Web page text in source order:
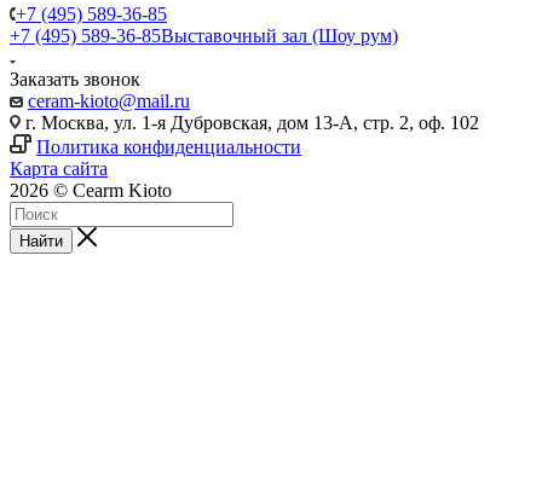
+7 (495) 589-36-85
+7 (495) 589-36-85Выставочный зал (Шоу рум)
Заказать звонок
ceram-kioto@mail.ru
г. Москва, ул. 1-я Дубровская, дом 13-А, стр. 2, оф. 102
Политика конфиденциальности
Карта сайта
2026 © Cearm Kioto
Найти